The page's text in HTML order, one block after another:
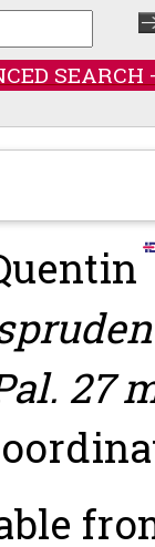
SEARCH
27